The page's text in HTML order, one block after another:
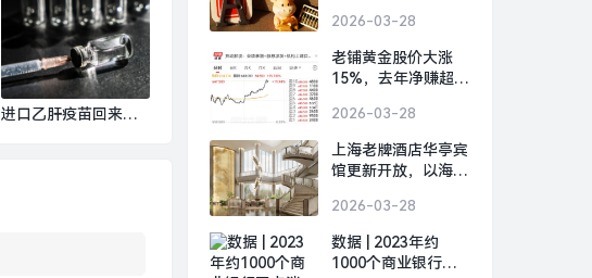
人遇难 九寨沟栈道上
出现野生大熊猫|界面
新闻 · 中国
进口乙肝疫苗回来了|
优化|界面新闻
2026-03-28
老铺黄金股价大涨
15%，去年净赚超
2026-03-28
上海老牌酒店华亭宾
馆更新开放，以海派
界面新闻 · 旅行
2026-03-28
数据 | 2023年约
1000个商业银行网